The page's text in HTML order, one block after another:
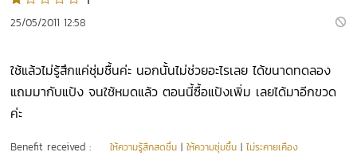
25/05/2011 12:58
ใช้แล้วไม่รู้สึกแค่ชุ่มชื้นค่ะ นอกนั้นไม่ช่วยอะไรเลย ได้ขนาดทดลอง
แถมมากับแป้ง จนใช้หมดแล้ว ตอนนี้ซื้อแป้งเพิ่ม เลยได้มาอีกขวด
ค่ะ
Benefit received : ให้ความรู้สึกสดชื่น |ให้ความชุ่มชื้น |ไม่ระคายเคือง